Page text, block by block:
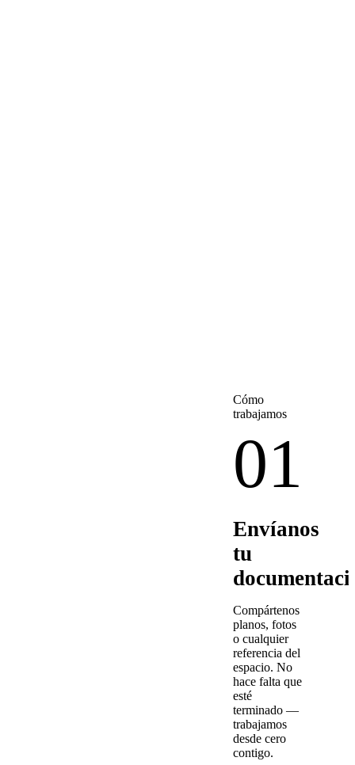
Cómo
trabajamos
01
Envíanos
tu
Compártenos
planos, fotos
o cualquier
referencia del
espacio. No
hace falta que
esté
terminado —
trabajamos
desde cero
contigo.